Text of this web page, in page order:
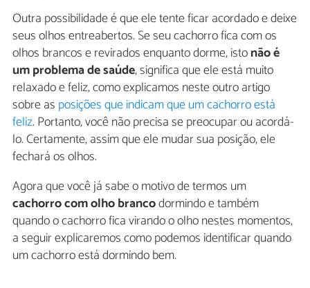
Outra possibilidade é que ele tente ficar acordado e deixe
seus olhos entreabertos. Se seu cachorro fica com os
olhos brancos e revirados enquanto dorme, istonão é
um problema de saúde, significa que ele está muito
relaxado e feliz, como explicamos neste outro artigo
sobre as posições que indicam que um cachorro está
feliz. Portanto, você não precisa se preocupar ou acordá-
lo. Certamente, assim que ele mudar sua posição, ele
fechará os olhos.
Agora que você já sabe o motivo de termos um
cachorro com olho brancodormindo e também
quando o cachorro fica virando o olho nestes momentos,
a seguir explicaremos como podemos identificar quando
um cachorro está dormindo bem.